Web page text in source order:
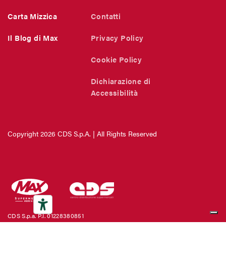
Carta Mizzica
Il Blog di Max
Contatti
Privacy Policy
Cookie Policy
Dichiarazione di
Accessibilità
Copyright 2026 CDS S.p.A. | All Rights Reserved
CDS S.p.a. P.I. 01228380851